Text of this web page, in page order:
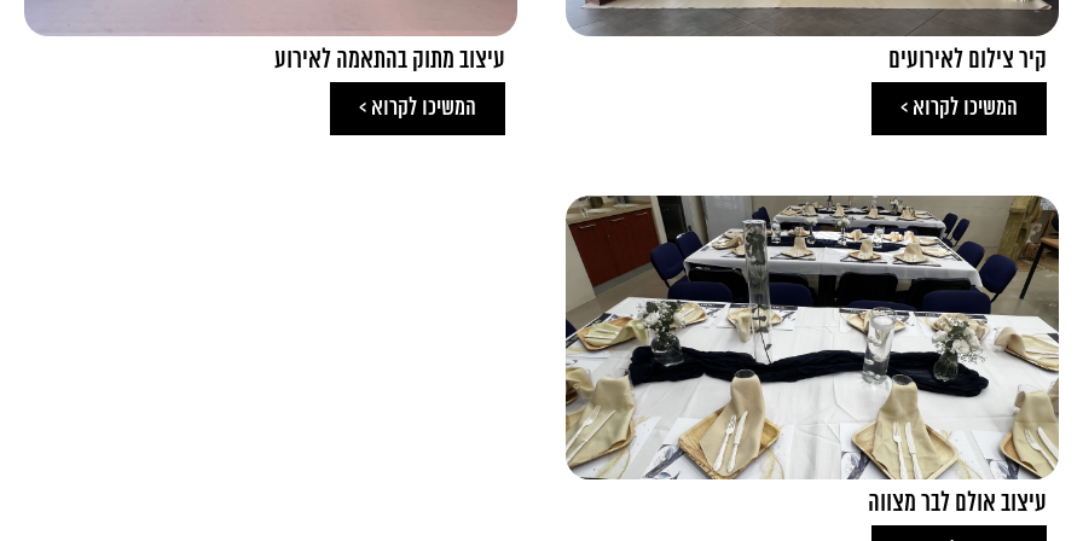
קיר צילום לאירועים
המשיכו לקרוא >
עיצוב מתוק בהתאמה לאירוע
המשיכו לקרוא >
עיצוב אולם לבר מצווה